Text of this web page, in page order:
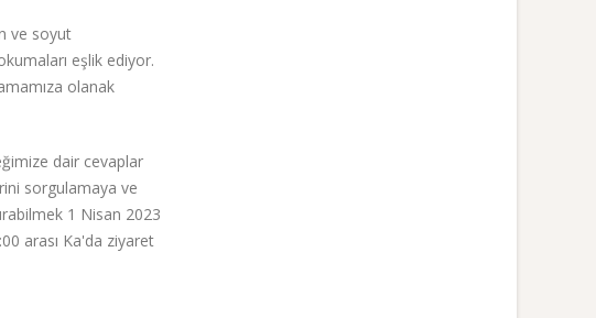
ve soyut
eşlik ediyor.
olanak
dair cevaplar
sorgulamaya ve
1 Nisan 2023
arası Ka'da ziyaret